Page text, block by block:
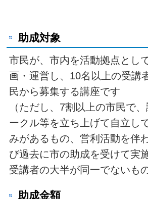
助成対象
市民が、市内を活動拠点とし
画・運営し、10名以上の受講
民から募集する講座です
（ただし、7割以上の市民で
ークル等を立ち上げて自立し
みがあるもの、営利活動を伴
び過去に市の助成を受けて実
受講者の大半が同一でないもの
助成金額